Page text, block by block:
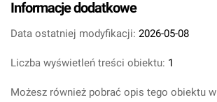
Informacje dodatkowe
Data ostatniej modyfikacji: 2026-05-08
Liczba wyświetleń treści obiektu: 1
Możesz również pobrać opis tego obiektu w